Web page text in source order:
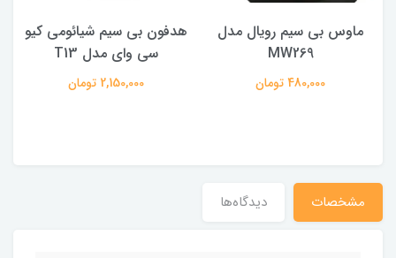
ماوس بی سیم رویال مدل
MW269
480,000 تومان
هدفون بی سیم شیائومی کیو
سی وای مدل T13
2,150,000 تومان
مشخصات دیدگاه‌ها